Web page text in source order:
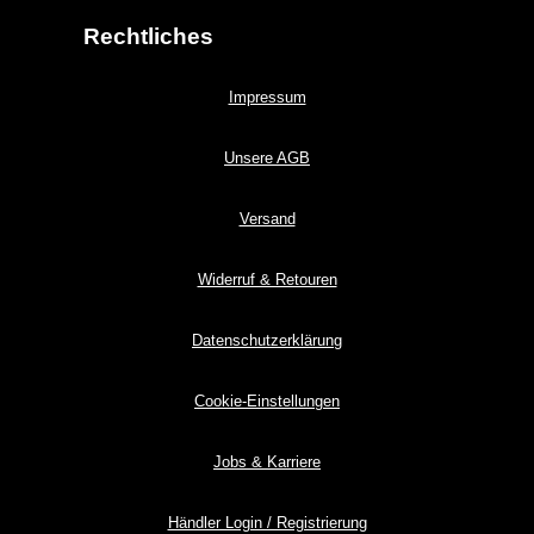
Rechtliches
Impressum
Unsere AGB
Versand
Widerruf & Retouren
Datenschutzerklärung
Cookie-Einstellungen
Jobs & Karriere
Händler Login / Registrierung